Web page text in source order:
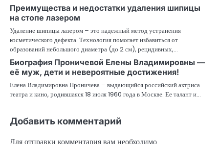
Преимущества и недостатки удаления шипицы
на стопе лазером
Удаление шипицы лазером – это надежный метод устранения
косметического дефекта. Технология помогает избавиться от
образований небольшого диаметра (до 2 см), рецидивных,…
Биография Проничевой Елены Владимировны —
её муж, дети и невероятные достижения!
Елена Владимировна Проничева – выдающийся российский актриса
театра и кино, родившаяся 18 июля 1960 года в Москве. Ее талант и…
Добавить комментарий